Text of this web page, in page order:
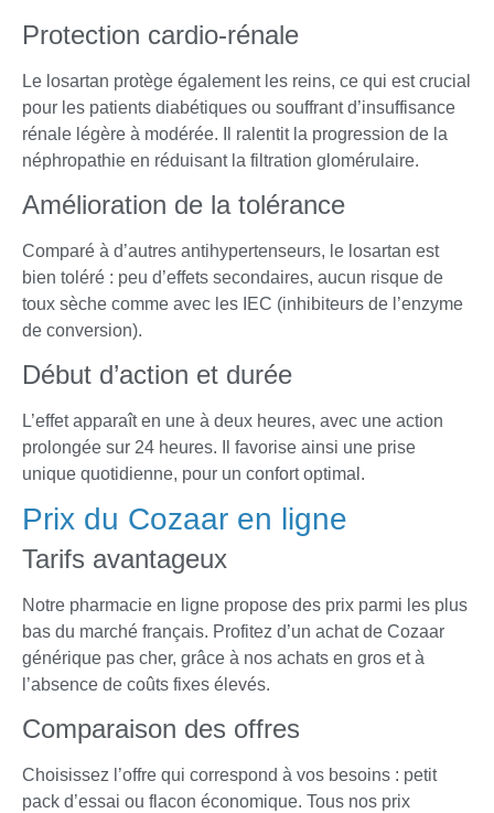
Protection cardio-rénale
Le losartan protège également les reins, ce qui est crucial
pour les patients diabétiques ou souffrant d’insuffisance
rénale légère à modérée. Il ralentit la progression de la
néphropathie en réduisant la filtration glomérulaire.
Amélioration de la tolérance
Comparé à d’autres antihypertenseurs, le losartan est
bien toléré : peu d’effets secondaires, aucun risque de
toux sèche comme avec les IEC (inhibiteurs de l’enzyme
de conversion).
Début d’action et durée
L’effet apparaît en une à deux heures, avec une action
prolongée sur 24 heures. Il favorise ainsi une prise
unique quotidienne, pour un confort optimal.
Prix du Cozaar en ligne
Tarifs avantageux
Notre pharmacie en ligne propose des prix parmi les plus
bas du marché français. Profitez d’un achat de Cozaar
générique pas cher, grâce à nos achats en gros et à
l’absence de coûts fixes élevés.
Comparaison des offres
Choisissez l’offre qui correspond à vos besoins : petit
pack d’essai ou flacon économique. Tous nos prix